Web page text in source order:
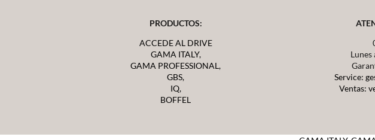
PRODUCTOS:
ACCEDE AL DRIVE
GAMA ITALY,
GAMA PROFESSIONAL,
GBS,
IQ,
BOFFEL
Lunes
Service:
Ventas: